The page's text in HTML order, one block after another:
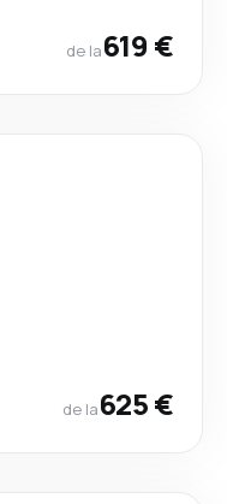
de la619 €
de la625 €